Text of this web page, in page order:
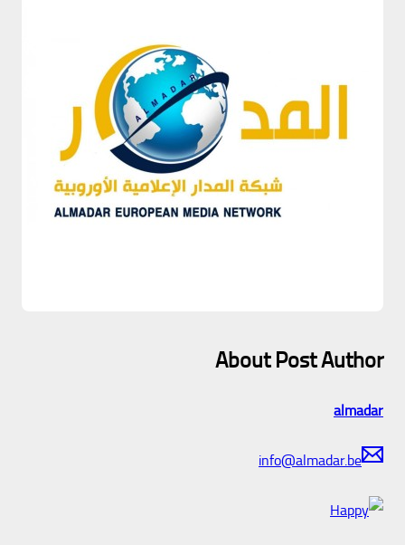
About Post Author
almadar
info@almadar.be